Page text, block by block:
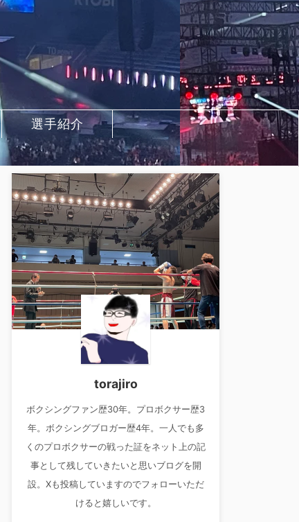
選手紹介
torajiro
ボクシングファン歴30年。プロボクサー歴3
年。ボクシングブロガー歴4年。一人でも多
くのプロボクサーの戦った証をネット上の記
事として残していきたいと思いブログを開
設。Xも投稿していますのでフォローいただ
けると嬉しいです。